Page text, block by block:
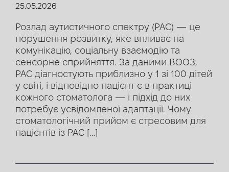
25.05.2026
Розлад аутистичного спектру (РАС) — це
порушення розвитку, яке впливає на
комунікацію, соціальну взаємодію та
сенсорне сприйняття. За даними ВООЗ,
РАС діагностують приблизно у 1 зі 100 дітей
у світі, і відповідно пацієнт є в практиці
кожного стоматолога — і підхід до них
потребує усвідомленої адаптації. Чому
стоматологічний прийом є стресовим для
пацієнтів із РАС […]